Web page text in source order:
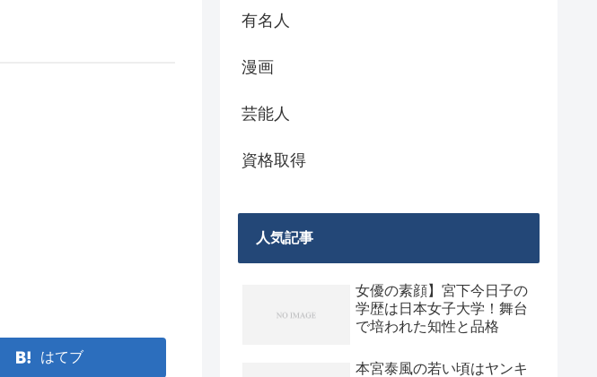
はてブ
有名人
漫画
芸能人
資格取得
人気記事
女優の素顔】宮下今日子の
学歴は日本女子大学！舞台
で培われた知性と品格
本宮泰風の若い頃はヤンキ